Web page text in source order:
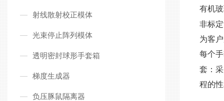
射线散射校正模体
光束停止阵列模体
透明密封球形手套箱
梯度生成器
负压豚鼠隔离器
有机
非标
为客
每个
套：
程的